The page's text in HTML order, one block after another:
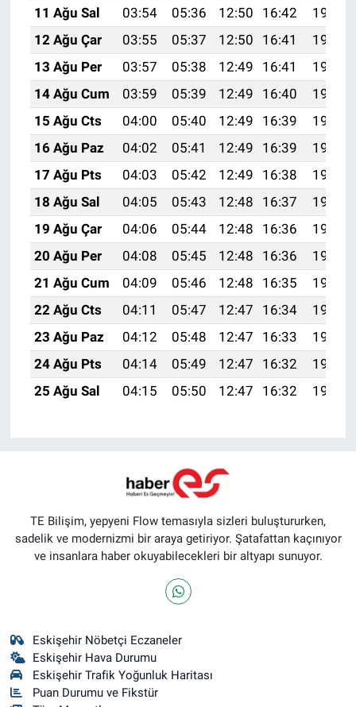
11 Ağu Sal
03:54 05:36 12:50 16:42
19:54
12 Ağu Çar
03:55 05:37 12:50 16:41
19:52
13 Ağu Per
03:57 05:38 12:49 16:41
19:51
14 Ağu Cum
03:59 05:39 12:49 16:40
19:50
15 Ağu Cts
04:00 05:40 12:49 16:39
19:48
16 Ağu Paz
04:02 05:41 12:49 16:39
19:47
17 Ağu Pts
04:03 05:42 12:49 16:38
19:45
18 Ağu Sal
04:05 05:43 12:48 16:37
19:44
19 Ağu Çar
04:06 05:44 12:48 16:36
19:42
20 Ağu Per
04:08 05:45 12:48 16:36
19:41
21 Ağu Cum
04:09 05:46 12:48 16:35
19:39
22 Ağu Cts
04:11 05:47 12:47 16:34
19:38
23 Ağu Paz
04:12 05:48 12:47 16:33
19:36
24 Ağu Pts
04:14 05:49 12:47 16:32
19:35
25 Ağu Sal
04:15 05:50 12:47 16:32 19:33
TE Bilişim, yepyeni Flow temasıyla sizleri buluştururken,
sadelik ve modernizmi bir araya getiriyor. Şatafattan kaçınıyor
ve insanlara haber okuyabilecekleri bir altyapı sunuyor.
Eskişehir Nöbetçi Eczaneler
Eskişehir Hava Durumu
Eskişehir Trafik Yoğunluk Haritası
Puan Durumu ve Fikstür